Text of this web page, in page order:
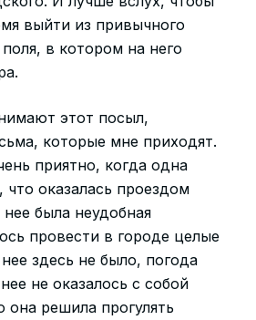
выйти из привычного
в котором на него
этот посыл,
которые мне приходят.
приятно, когда одна
что оказалась проездом
была неудобная
провести в городе целые
здесь не было, погода
не оказалось с собой
решила прогулять